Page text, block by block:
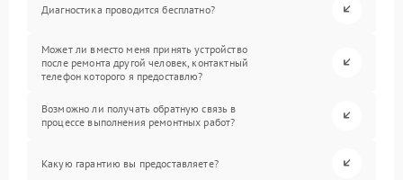
Диагностика проводится бесплатно?
Может ли вместо меня принять устройство
после ремонта другой человек, контактный
телефон которого я предоставлю?
Возможно ли получать обратную связь в
процессе выполнения ремонтных работ?
Какую гарантию вы предоставляете?